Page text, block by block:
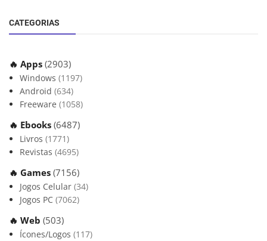
CATEGORIAS
🔥 Apps (2903)
Windows (1197)
Android (634)
Freeware (1058)
🔥 Ebooks (6487)
Livros (1771)
Revistas (4695)
🔥 Games (7156)
Jogos Celular (34)
Jogos PC (7062)
🔥 Web (503)
Ícones/Logos (117)